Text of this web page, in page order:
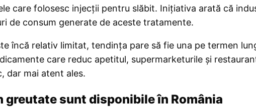
care folosesc injecții pentru slăbit. Inițiativa arată că
de consum generate de aceste tratamente.
încă relativ limitat, tendința pare să fie una pe termen
care reduc apetitul, supermarketurile și
dar mai atent ales.
sunt disponibile în România